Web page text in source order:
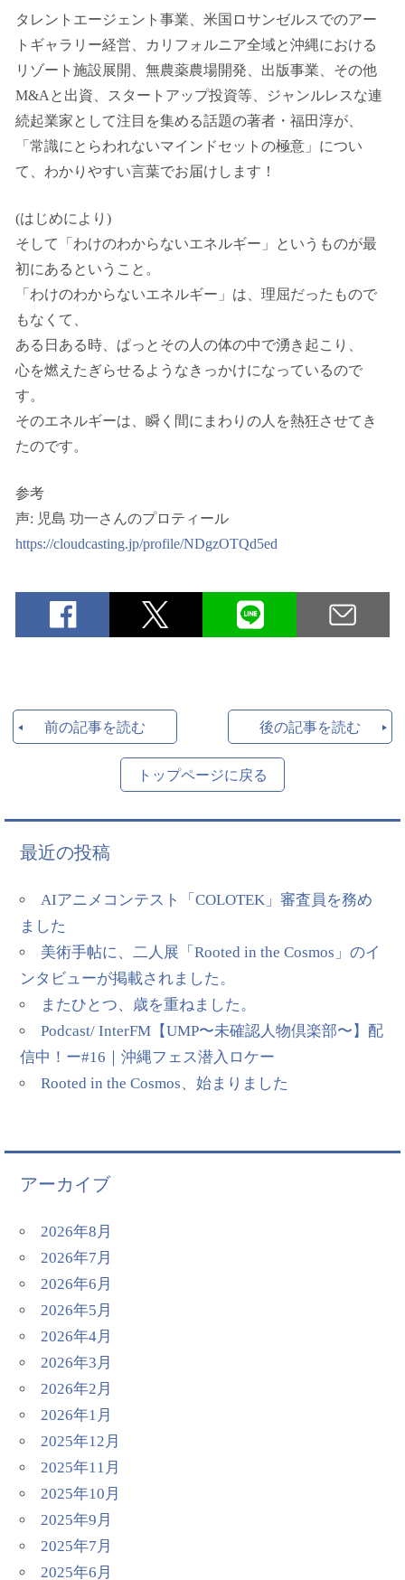
タレントエージェント事業、米国ロサンゼルスでのアー
トギャラリー経営、カリフォルニア全域と沖縄における
リゾート施設展開、無農薬農場開発、出版事業、その他
M&Aと出資、スタートアップ投資等、ジャンルレスな連
続起業家として注目を集める話題の著者・福田淳が、
「常識にとらわれないマインドセットの極意」につい
て、わかりやすい言葉でお届けします！
(はじめにより)
そして「わけのわからないエネルギー」というものが最
初にあるということ。
「わけのわからないエネルギー」は、理屈だったもので
もなくて、
ある日ある時、ぱっとその人の体の中で湧き起こり、
心を燃えたぎらせるようなきっかけになっているので
す。
そのエネルギーは、瞬く間にまわりの人を熱狂させてき
たのです。
参考
声: 児島 功一さんのプロティール
https://cloudcasting.jp/profile/NDgzOTQd5ed
前の記事を読む 後の記事を読む
トップページに戻る
最近の投稿
AIアニメコンテスト「COLOTEK」審査員を務め
ました
美術手帖に、二人展「Rooted in the Cosmos」のイ
ンタビューが掲載されました。
またひとつ、歳を重ねました。
Podcast/ InterFM【UMP〜未確認人物倶楽部〜】配
信中！ー#16｜沖縄フェス潜入ロケー
Rooted in the Cosmos、始まりました
アーカイブ
2026年8月
2026年7月
2026年6月
2026年5月
2026年4月
2026年3月
2026年2月
2026年1月
2025年12月
2025年11月
2025年10月
2025年9月
2025年7月
2025年6月